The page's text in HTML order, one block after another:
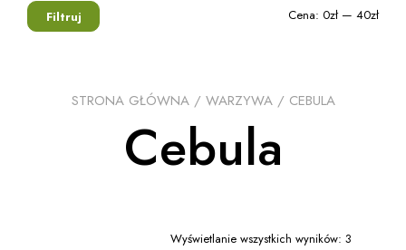
STRONA GŁÓWNA/ WARZYWA/ CEBULA
Cebula
Wyświetlanie wszystkich wyników: 3
Filtruj Cena: 0zł— 40zł